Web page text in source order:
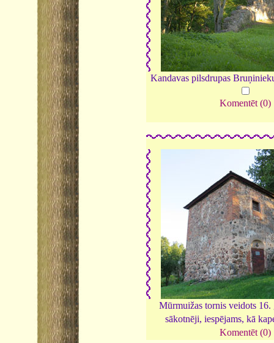
Kandavas pilsdrupas
Komentēt (0)
Mūrmuižas tornis veidots 16.
sākotnēji, iespējams, kā
Komentēt (0)